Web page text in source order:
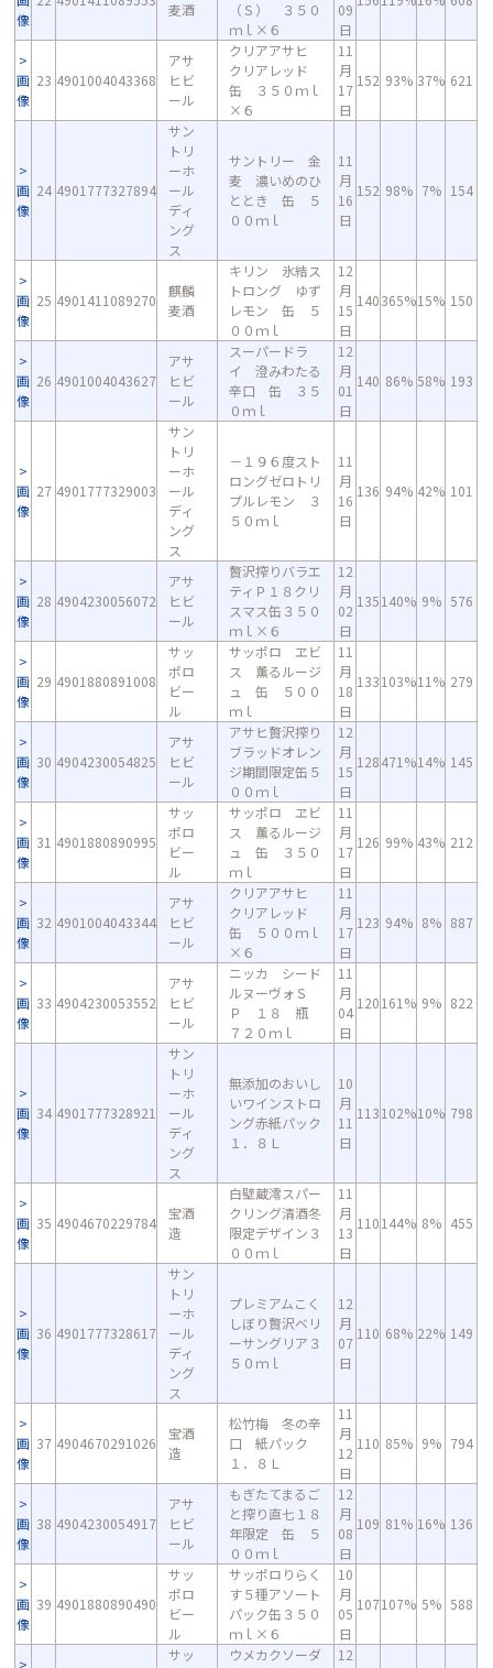
像
麦酒
（Ｓ） ３５０
ｍｌ×６
09
日
画
像
23 4901004043368
アサ
ヒビ
ール
クリアアサヒ
クリアレッド
缶 ３５０ｍｌ
×６
11
月
17
日
152 93% 37% 621
画
像
24 4901777327894
サン
トリ
ーホ
ール
ディ
ング
ス
サントリー 金
麦 濃いめのひ
ととき 缶 ５
００ｍｌ
11
月
16
日
152 98% 7% 154
画
像
25 4901411089270
麒麟
麦酒
キリン 氷結ス
トロング ゆず
レモン 缶 ５
００ｍｌ
12
月
15
日
140365%15% 150
画
像
26 4901004043627
アサ
ヒビ
ール
スーパードラ
イ 澄みわたる
辛口 缶 ３５
０ｍｌ
12
月
01
日
140 86% 58% 193
画
像
27 4901777329003
サン
トリ
ーホ
ール
ディ
ング
ス
－１９６度スト
ロングゼロトリ
プルレモン ３
５０ｍｌ
11
月
16
日
136 94% 42% 101
画
像
28 4904230056072
アサ
ヒビ
ール
贅沢搾りバラエ
ティＰ１８クリ
スマス缶３５０
ｍｌ×６
12
月
02
日
135140% 9% 576
画
像
29 4901880891008
サッ
ポロ
ビー
ル
サッポロ ヱビ
ス 薫るルージ
ュ 缶 ５００
ｍｌ
11
月
18
日
133103%11% 279
画
像
30 4904230054825
アサ
ヒビ
ール
アサヒ贅沢搾り
ブラッドオレン
ジ期間限定缶５
００ｍｌ
12
月
15
日
128471%14% 145
画
像
31 4901880890995
サッ
ポロ
ビー
ル
サッポロ ヱビ
ス 薫るルージ
ュ 缶 ３５０
ｍｌ
11
月
17
日
126 99% 43% 212
画
像
32 4901004043344
アサ
ヒビ
ール
クリアアサヒ
クリアレッド
缶 ５００ｍｌ
×６
11
月
17
日
123 94% 8% 887
画
像
33 4904230053552
アサ
ヒビ
ール
ニッカ シード
ルヌーヴォＳ
Ｐ １８ 瓶
７２０ｍｌ
11
月
04
日
120161% 9% 822
画
像
34 4901777328921
サン
トリ
ーホ
ール
ディ
ング
ス
無添加のおいし
いワインストロ
ング赤紙パック
１．８Ｌ
10
月
11
日
113102%10% 798
画
像
35 4904670229784
宝酒
造
白壁蔵澪スパー
クリング清酒冬
限定デザイン３
００ｍｌ
11
月
13
日
110144% 8% 455
画
像
36 4901777328617
サン
トリ
ーホ
ール
ディ
ング
ス
プレミアムこく
しぼり贅沢ベリ
ーサングリア３
５０ｍｌ
12
月
07
日
110 68% 22% 149
画
像
37 4904670291026
宝酒
造
松竹梅 冬の辛
口 紙パック
１．８Ｌ
11
月
12
日
110 85% 9% 794
画
像
38 4904230054917
アサ
ヒビ
ール
もぎたてまるご
と搾り直七１８
年限定 缶 ５
００ｍｌ
12
月
08
日
109 81% 16% 136
画
像
39 4901880890490
サッ
ポロ
ビー
ル
サッポロりらく
す５種アソート
パック缶３５０
ｍｌ×６
10
月
05
日
107107% 5% 588
サッ
ウメカクソーダ
12